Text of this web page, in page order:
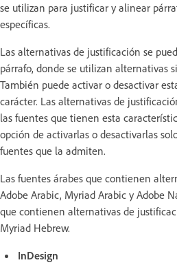
se utilizan para justificar y alinear
específicas.
Las alternativas de justificación se
párrafo, donde se utilizan alternativas
También puede activar o desactivar
carácter. Las alternativas de
las fuentes que tienen esta
opción de activarlas o desactivarlas
fuentes que la admiten.
Las fuentes árabes que contienen
Adobe Arabic, Myriad Arabic y Adobe
que contienen alternativas de
Myriad Hebrew.
InDesign